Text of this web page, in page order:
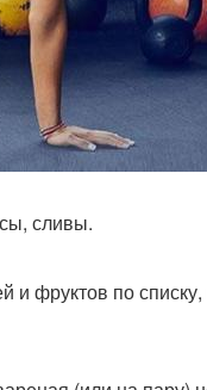
сливы.
фруктов по